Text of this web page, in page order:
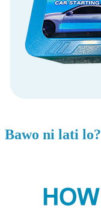
Bawo ni lati lo?